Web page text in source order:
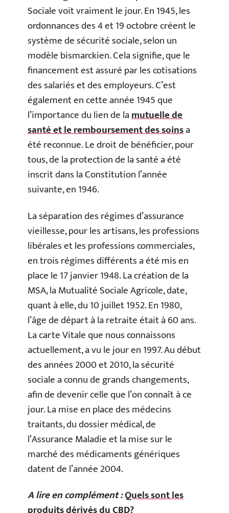
Sociale voit vraiment le jour. En 1945, les
ordonnances des 4 et 19 octobre créent le
système de sécurité sociale, selon un
modèle bismarckien. Cela signifie, que le
financement est assuré par les cotisations
des salariés et des employeurs. C’est
également en cette année 1945 que
l’importance du lien de lamutuellede
santé et le remboursement des soinsa
été reconnue. Le droit de bénéficier, pour
tous, de la protection de la santé a été
inscrit dans la Constitution l’année
suivante, en 1946.
La séparation des régimes d’assurance
vieillesse, pour les artisans, les professions
libérales et les professions commerciales,
en trois régimes différents a été mis en
place le 17 janvier 1948. La création de la
MSA, la Mutualité Sociale Agricole, date,
quant à elle, du 10 juillet 1952. En 1980,
l’âge de départ à la retraite était à 60 ans.
La carte Vitale que nous connaissons
actuellement, a vu le jour en 1997. Au début
desannées 2000 et 2010, la sécurité
sociale a connu de grands changements,
afin de devenir celle que l’on connaît à ce
jour. La mise en place des médecins
traitants, du dossier médical, de
l’Assurance Maladie et la mise sur le
marché des médicaments génériques
datent de l’année 2004.
A lire en complément :Quels sont les